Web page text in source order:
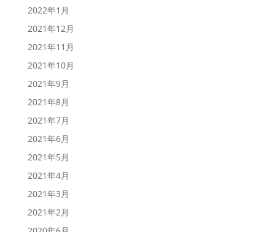
2022年1月
2021年12月
2021年11月
2021年10月
2021年9月
2021年8月
2021年7月
2021年6月
2021年5月
2021年4月
2021年3月
2021年2月